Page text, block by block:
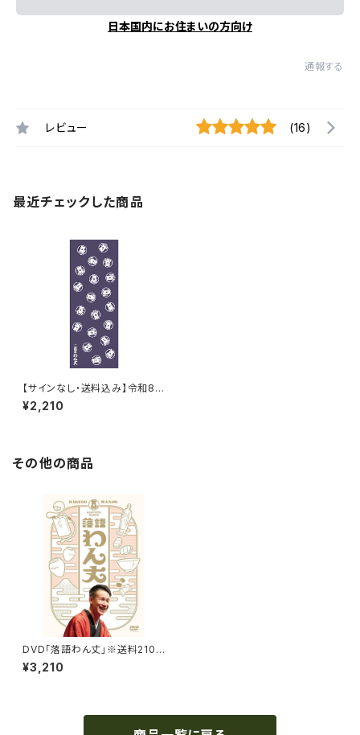
日本国内にお住まいの方向け
通報する
レビュー (16)
最近チェックした商品
【サインなし・送料込み】令和8年
三遊亭わん丈【犬紋】手ぬぐい
（鳩羽紫色）
¥2,210
その他の商品
DVD「落語わん丈」※送料210
円込
¥3,210